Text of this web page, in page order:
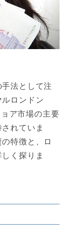
法として注
ロンドン
ア市場の主要
れていま
特徴と、ロ
く探りま